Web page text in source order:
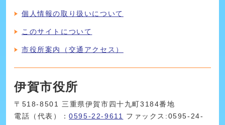
個人情報の取り扱いについて
このサイトについて
市役所案内（交通アクセス）
伊賀市役所
〒518-8501 三重県伊賀市四十九町3184番地
電話（代表）：0595-22-9611
ファックス:0595-24-